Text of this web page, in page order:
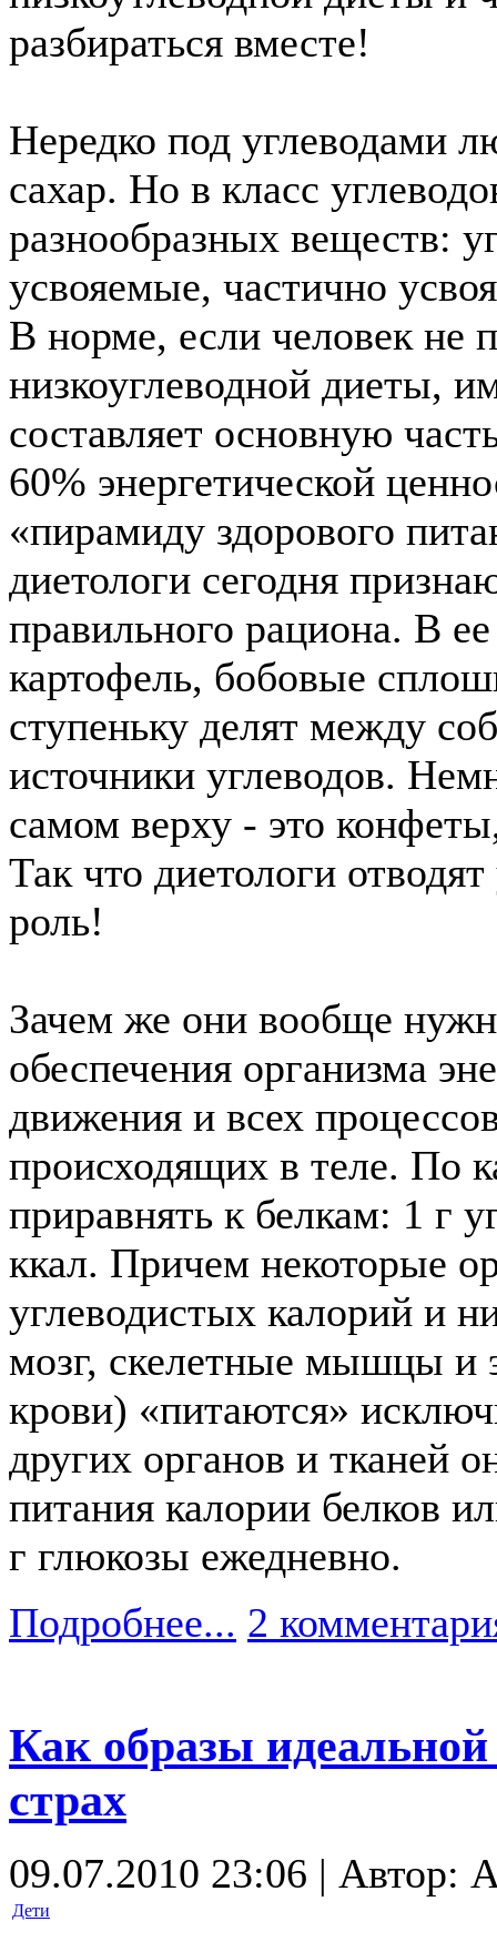
разбираться вместе!
Нередко под углеводами
сахар. Но в класс
разнообразных веществ:
усвояемые, частично
В норме, если человек не
низкоуглеводной диеты,
составляет основную
60% энергетической
«пирамиду здорового
диетологи сегодня
правильного рациона. В
картофель, бобовые
ступеньку делят между
источники углеводов.
самом верху - это
Так что диетологи
роль!
Зачем же они вообще
обеспечения организма
движения и всех
происходящих в теле. По
приравнять к белкам: 1 г
ккал. Причем некоторые
углеводистых калорий и
мозг, скелетные мышцы и
крови) «питаются»
других органов и тканей
питания калории белков
г глюкозы ежедневно.
Подробнее... 2
Как образы
страх
09.07.2010 23:06 | Автор:
Дети